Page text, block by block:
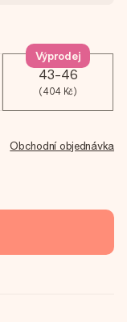
43-46
(404 Kč)
Výprodej
Obchodní objednávka